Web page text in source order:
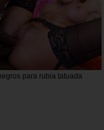
para rubia tatuada